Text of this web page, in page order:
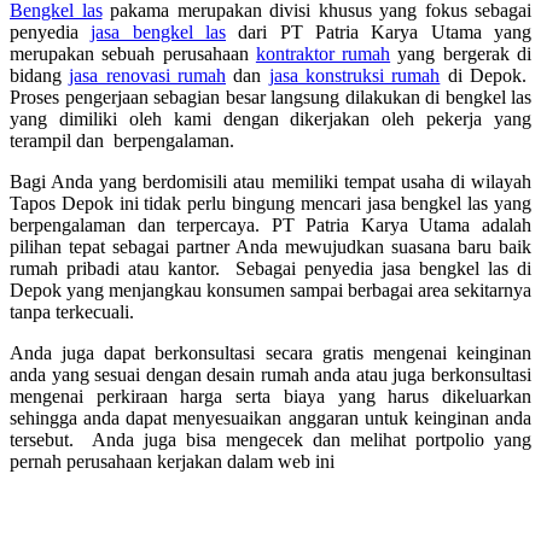
Bengkel laspakama merupakan divisi khusus yang fokus sebagai
penyediajasa bengkel las dari PT Patria Karya Utama yang
merupakan sebuah perusahaan kontraktor rumah yang bergerak di
bidangjasa renovasi rumah dan jasa konstruksi rumah di Depok.
Proses pengerjaan sebagian besar langsung dilakukan di bengkel las
yang dimiliki oleh kami dengan dikerjakan oleh pekerja yang
terampil dan berpengalaman.
Bagi Anda yang berdomisili atau memiliki tempat usaha di wilayah
Tapos Depok ini tidak perlu bingung mencari jasa bengkel las yang
berpengalaman dan terpercaya. PT Patria Karya Utama adalah
pilihan tepat sebagai partner Anda mewujudkan suasana baru baik
rumah pribadi atau kantor. Sebagai penyedia jasa bengkel las di
Depok yang menjangkau konsumen sampai berbagai area sekitarnya
tanpa terkecuali.
Anda juga dapat berkonsultasi secara gratis mengenai keinginan
anda yang sesuai dengan desain rumah anda atau juga berkonsultasi
mengenai perkiraan harga serta biaya yang harus dikeluarkan
sehingga anda dapat menyesuaikan anggaran untuk keinginan anda
tersebut. Anda juga bisa mengecek dan melihat portpolio yang
pernah perusahaan kerjakan dalam web ini